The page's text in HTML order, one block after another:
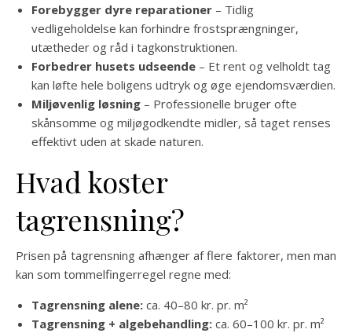
Forebygger dyre reparationer – Tidlig
vedligeholdelse kan forhindre frostsprængninger,
utætheder og råd i tagkonstruktionen.
Forbedrer husets udseende – Et rent og velholdt tag
kan løfte hele boligens udtryk og øge ejendomsværdien.
Miljøvenlig løsning – Professionelle bruger ofte
skånsomme og miljøgodkendte midler, så taget renses
effektivt uden at skade naturen.
Hvad koster
tagrensning?
Prisen på tagrensning afhænger af flere faktorer, men man
kan som tommelfingerregel regne med:
Tagrensning alene: ca. 40–80 kr. pr. m²
Tagrensning + algebehandling: ca. 60–100 kr. pr. m²